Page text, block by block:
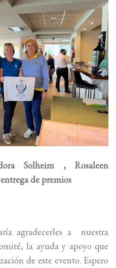
Solheim , Rosaleen
de premios
agradecerles a nuestra
la ayuda y apoyo que
de este evento. Espero